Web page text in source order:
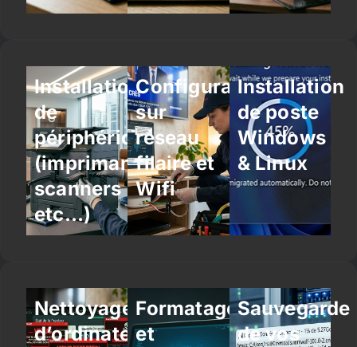
Installation
de
périphériques
(imprimantes,
scanners
etc…)
Configuration
sur
réseau
filaire et
Wifi
Installation
de poste
Windows
& Linux
Nettoyage
d’ordinateur
Formatage
et
Sauvegarde
de vos